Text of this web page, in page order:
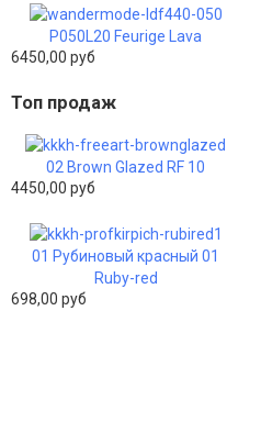
P050L20 Feurige Lava
6450,00 руб
Топ продаж
02 Brown Glazed RF 10
4450,00 руб
01 Рубиновый красный 01
Ruby-red
698,00 руб